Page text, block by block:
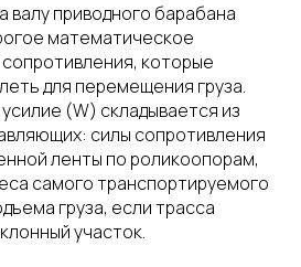
валу приводного барабана
математическое
которые
для перемещения груза.
(W) складывается из
силы сопротивления
ленты по роликоопорам,
самого транспортируемого
груза, если трасса
участок.